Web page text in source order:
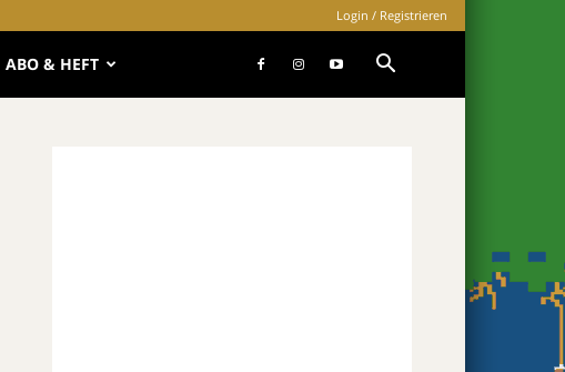
Login / Registrieren
ABO & HEFT